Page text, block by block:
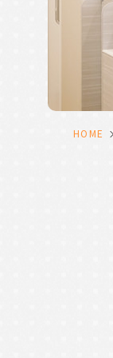
HOME